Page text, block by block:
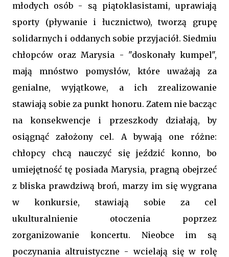
młodych osób - są piątoklasistami, uprawiają
sporty (pływanie i łucznictwo), tworzą grupę
solidarnych i oddanych sobie przyjaciół. Siedmiu
chłopców oraz Marysia - "doskonały kumpel",
mają mnóstwo pomysłów, które uważają za
genialne, wyjątkowe, a ich zrealizowanie
stawiają sobie za punkt honoru. Zatem nie bacząc
na konsekwencje i przeszkody działają, by
osiągnąć założony cel. A bywają one różne:
chłopcy chcą nauczyć się jeździć konno, bo
umiejętność tę posiada Marysia, pragną obejrzeć
z bliska prawdziwą broń, marzy im się wygrana
w konkursie, stawiają sobie za cel
ukulturalnienie otoczenia poprzez
zorganizowanie koncertu. Nieobce im są
poczynania altruistyczne - wcielają się w rolę